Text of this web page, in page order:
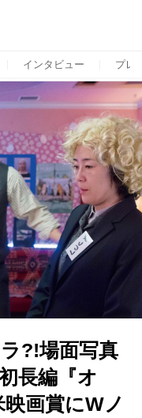
インタビュー プレ
?!場面写真
長編『オ
画賞にWノ